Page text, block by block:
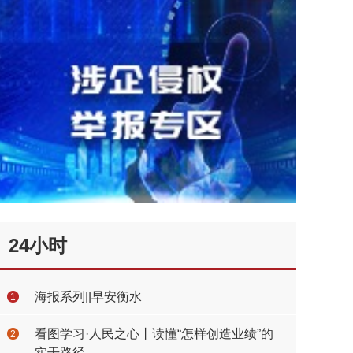
24小时
1 海报系列||早安衡水
2
看图学习·人民之心丨读懂“怎样创造业绩”的